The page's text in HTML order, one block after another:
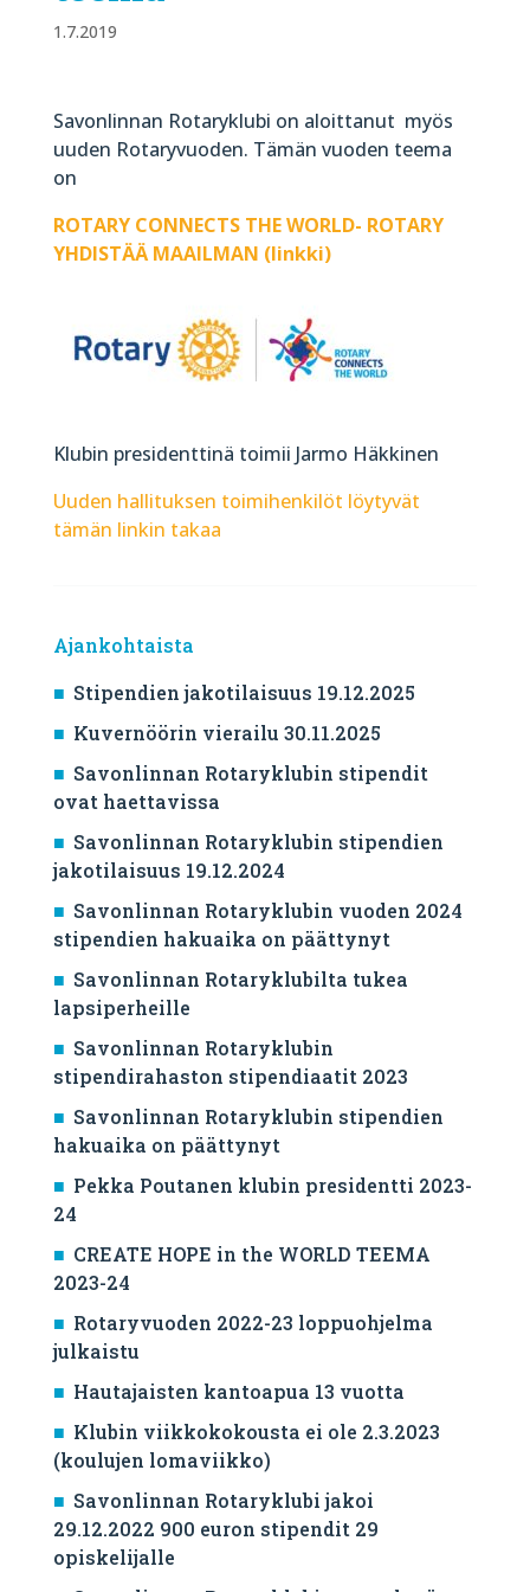
1.7.2019
Savonlinnan Rotaryklubi on aloittanut myös
uuden Rotaryvuoden. Tämän vuoden teema
on
ROTARY CONNECTS THE WORLD- ROTARY
YHDISTÄÄ MAAILMAN (linkki)
Klubin presidenttinä toimii Jarmo Häkkinen
Uuden hallituksen toimihenkilöt löytyvät
tämän linkin takaa
Ajankohtaista
Stipendien jakotilaisuus 19.12.2025
Kuvernöörin vierailu 30.11.2025
Savonlinnan Rotaryklubin stipendit
ovat haettavissa
Savonlinnan Rotaryklubin stipendien
jakotilaisuus 19.12.2024
Savonlinnan Rotaryklubin vuoden 2024
stipendien hakuaika on päättynyt
Savonlinnan Rotaryklubilta tukea
lapsiperheille
Savonlinnan Rotaryklubin
stipendirahaston stipendiaatit 2023
Savonlinnan Rotaryklubin stipendien
hakuaika on päättynyt
Pekka Poutanen klubin presidentti 2023-
24
CREATE HOPE in the WORLD TEEMA
2023-24
Rotaryvuoden 2022-23 loppuohjelma
julkaistu
Hautajaisten kantoapua 13 vuotta
Klubin viikkokokousta ei ole 2.3.2023
(koulujen lomaviikko)
Savonlinnan Rotaryklubi jakoi
29.12.2022 900 euron stipendit 29
opiskelijalle